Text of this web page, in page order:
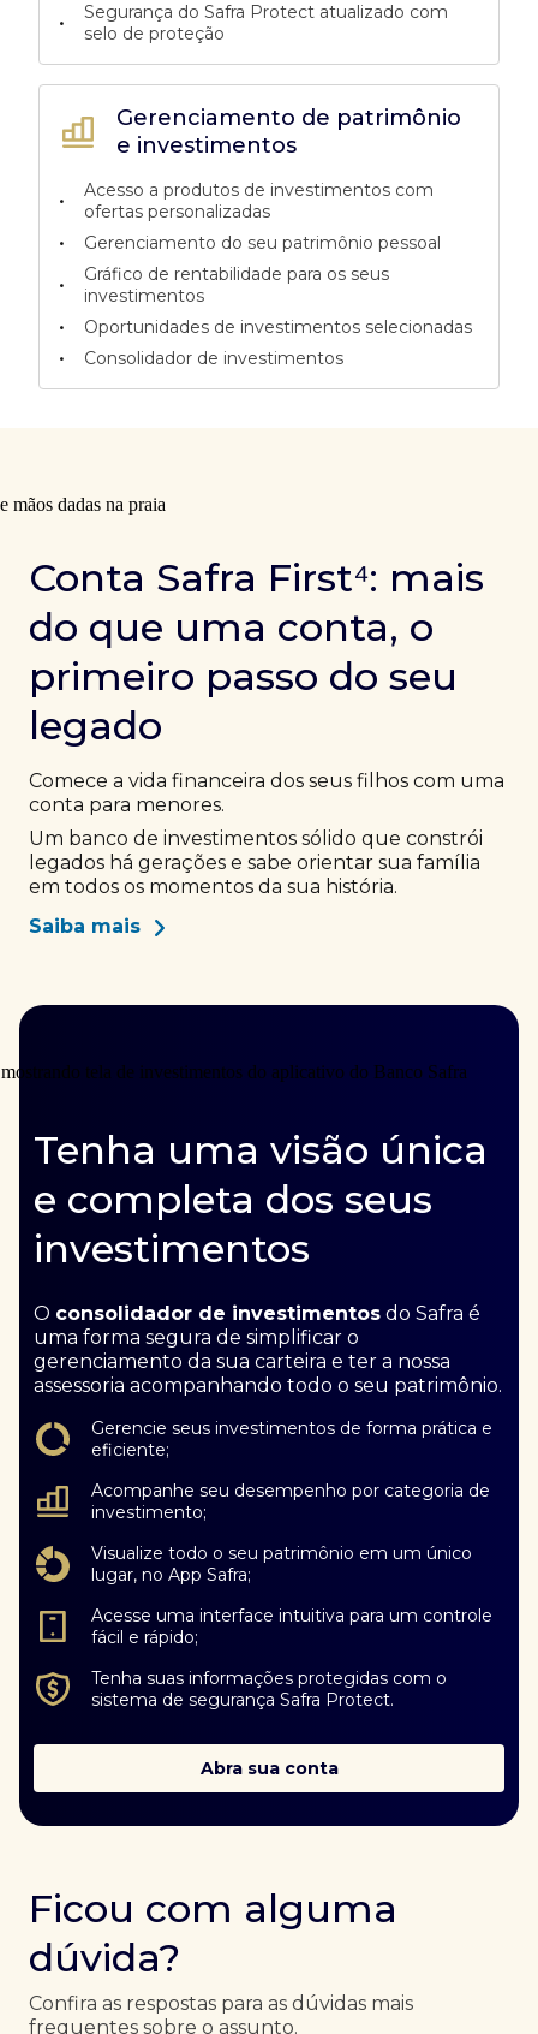
Gerenciamento de patrimônio
e investimentos
•
Acesso a produtos de investimentos com
ofertas personalizadas
• Gerenciamento do seu patrimônio pessoal
•
Gráfico de rentabilidade para os seus
investimentos
• Oportunidades de investimentos selecionadas
• Consolidador de investimentos
•
Segurança do Safra Protect atualizado com
selo de proteção
Conta Safra First⁴: mais
do que uma conta, o
primeiro passo do seu
legado
Comece a vida financeira dos seus filhos com uma
conta para menores.
Um banco de investimentos sólido que constrói
legados há gerações e sabe orientar sua família
em todos os momentos da sua história.
Saiba mais
Tenha uma visão única
e completa dos seus
investimentos
O consolidador de investimentos do Safra é
uma forma segura de simplificar o
gerenciamento da sua carteira e ter a nossa
assessoria acompanhando todo o seu patrimônio.
Gerencie seus investimentos de forma prática e
eficiente;
Acompanhe seu desempenho por categoria de
investimento;
Visualize todo o seu patrimônio em um único
lugar, no App Safra;
Acesse uma interface intuitiva para um controle
fácil e rápido;
Tenha suas informações protegidas com o
sistema de segurança Safra Protect.
Abra sua conta
Ficou com alguma
dúvida?
Confira as respostas para as dúvidas mais
frequentes sobre o assunto.